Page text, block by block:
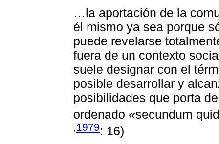
…la aportación de la
él mismo ya sea porque
puede revelarse
fuera de un contexto
suele designar con el
posible desarrollar y
posibilidades que porta
ordenado «secundum
,1979: 16)